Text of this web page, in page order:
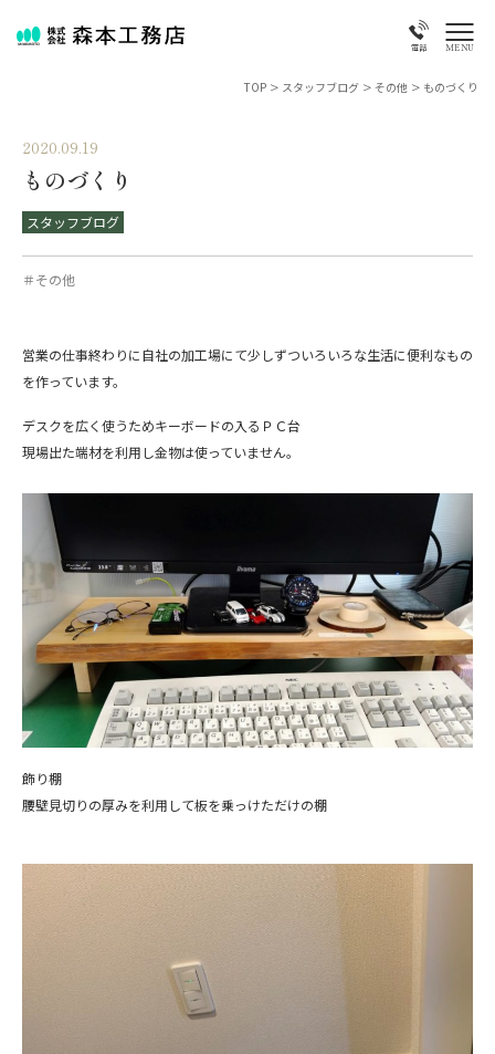
電話 MENU
TOP > スタッフブログ > その他 > ものづくり
2020.09.19
ものづくり
スタッフブログ
＃その他
営業の仕事終わりに自社の加工場にて少しずついろいろな生活に便利なもの
を作っています。
デスクを広く使うためキーボードの入るＰＣ台
現場出た端材を利用し金物は使っていません。
飾り棚
腰壁見切りの厚みを利用して板を乗っけただけの棚